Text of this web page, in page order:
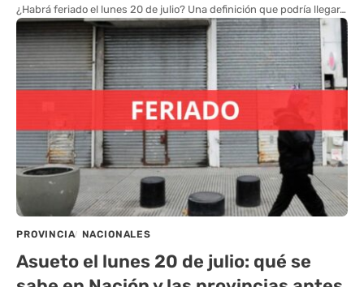
¿Habrá feriado el lunes 20 de julio? Una definición que podría llegar…
PROVINCIA NACIONALES
Asueto el lunes 20 de julio: qué se